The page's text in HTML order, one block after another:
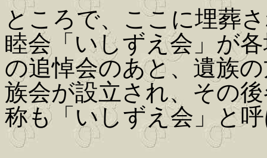
ところで、ここに埋葬
睦会「いしずえ会」が
の追悼会のあと、遺族
族会が設立され、その
称も「いしずえ会」と